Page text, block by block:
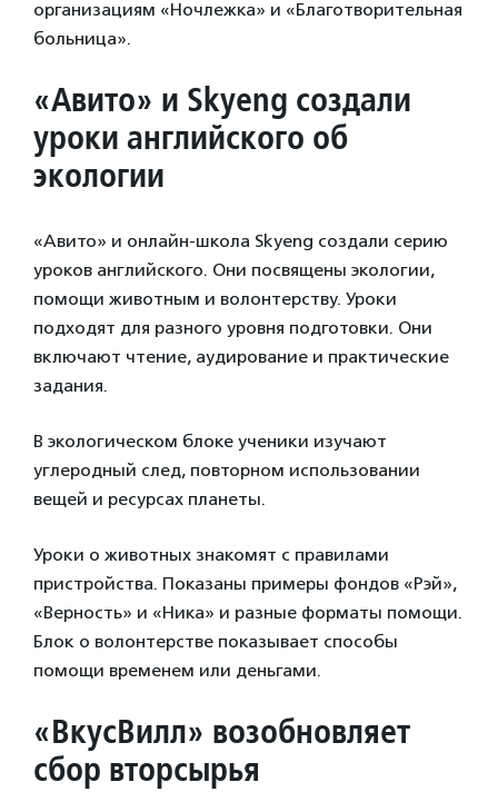
организациям «Ночлежка» и «Благотворительная
больница».
«Авито» и Skyeng создали
уроки английского об
экологии
«Авито» и онлайн-школа Skyeng создали серию
уроков английского. Они посвящены экологии,
помощи животным и волонтерству. Уроки
подходят для разного уровня подготовки. Они
включают чтение, аудирование и практические
задания.
В экологическом блоке ученики изучают
углеродный след, повторном использовании
вещей и ресурсах планеты.
Уроки о животных знакомят с правилами
пристройства. Показаны примеры фондов «Рэй»,
«Верность» и «Ника» и разные форматы помощи.
Блок о волонтерстве показывает способы
помощи временем или деньгами.
«ВкусВилл» возобновляет
сбор вторсырья